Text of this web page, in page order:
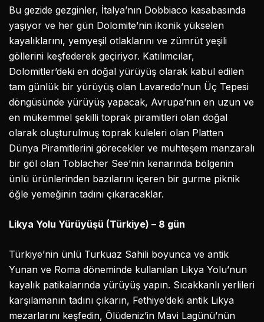
Bu gezide gezginler, İtalya’nın Dobbiaco kasabasında
yaşıyor ve her gün Dolomite’nin ikonik yükselen
kayalıklarını, yemyeşil otlaklarını ve zümrüt yeşili
göllerini keşfederek geçiriyor. Katılımcılar,
Dolomitler’deki en doğal yürüyüş olarak kabul edilen
tam günlük bir yürüyüş olan Lavaredo’nun Üç Tepesi
döngüsünde yürüyüş yapacak, Avrupa’nın en uzun ve
en mükemmel şekilli toprak piramitleri olan doğal
olarak oluşturulmuş toprak kuleleri olan Platten
Dünya Piramitlerini görecekler ve muhteşem manzaralı
bir göl olan Toblacher See’nin kenarında bölgenin
ünlü ürünlerinden bazılarını içeren bir gurme piknik
öğle yemeğinin tadını çıkaracaklar.
Likya Yolu Yürüyüşü (Türkiye) – 8 gün
Türkiye’nin ünlü Turkuaz Sahili boyunca ve antik
Yunan ve Roma döneminde kullanılan Likya Yolu’nun
kayalık patikalarında yürüyüş yapın. Sıcakkanlı yerlileri
karşılamanın tadını çıkarın, Fethiye’deki antik Likya
mezarlarını keşfedin, Ölüdeniz’in Mavi Lagünü’nün